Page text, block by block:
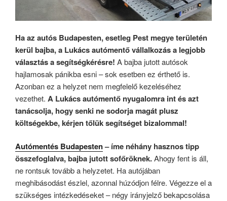
Ha az autós Budapesten, esetleg Pest megye területén
kerül bajba, a Lukács autómentő vállalkozás a legjobb
választás a segítségkérésre! A bajba jutott autósok
hajlamosak pánikba esni – sok esetben ez érthető is.
Azonban ez a helyzet nem megfelelő kezeléséhez
vezethet. A Lukács autómentő nyugalomra int és azt
tanácsolja, hogy senki ne sodorja magát plusz
költségekbe, kérjen tőlük segítséget bizalommal!
Autómentés Budapesten– íme néhány hasznos tipp
összefoglalva, bajba jutott sofőröknek.Ahogy fent is áll,
ne rontsuk tovább a helyzetet. Ha autójában
meghibásodást észlel, azonnal húzódjon félre. Végezze el a
szükséges intézkedéseket – négy irányjelző bekapcsolása